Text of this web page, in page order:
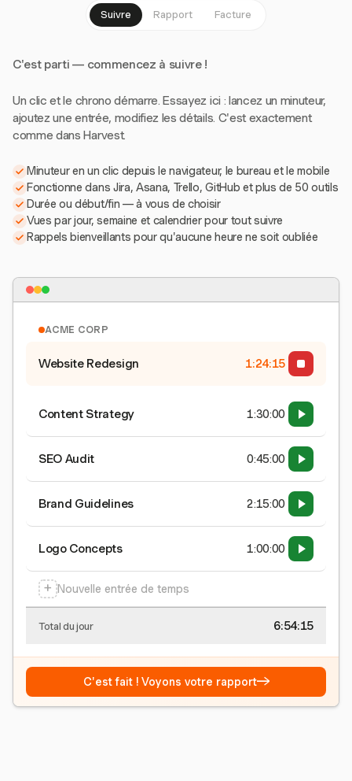
Suivre Rapport Facture
C'est parti — commencez à suivre !
Un clic et le chrono démarre. Essayez ici : lancez un minuteur,
ajoutez une entrée, modifiez les détails. C'est exactement
comme dans Harvest.
Minuteur en un clic depuis le navigateur, le bureau et le mobile
Fonctionne dans Jira, Asana, Trello, GitHub et plus de 50 outils
Durée ou début/fin — à vous de choisir
Vues par jour, semaine et calendrier pour tout suivre
Rappels bienveillants pour qu'aucune heure ne soit oubliée
ACME CORP
Website Redesign 1:24:15
Content Strategy 1:30:00
SEO Audit 0:45:00
Brand Guidelines 2:15:00
Logo Concepts 1:00:00
+ Nouvelle entrée de temps
Total du jour 6:54:15
C'est fait ! Voyons votre rapport→